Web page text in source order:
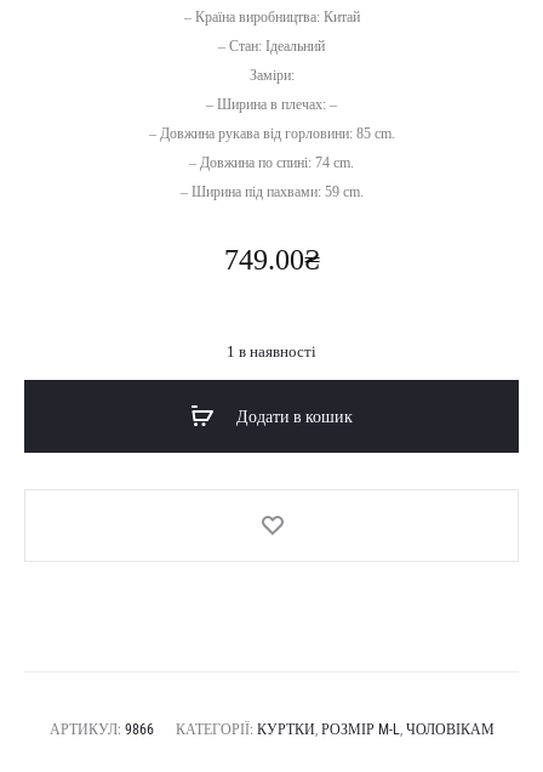
– Країна виробництва: Китай
– Стан: Ідеальний
Заміри:
– Ширина в плечах: –
– Довжина рукава від горловини: 85 cm.
– Довжина по спині: 74 cm.
– Ширина під пахвами: 59 cm.
749.00₴
1 в наявності
Додати в кошик
АРТИКУЛ: 9866 КАТЕГОРІЇ: КУРТКИ, РОЗМІР M-L, ЧОЛОВІКАМ